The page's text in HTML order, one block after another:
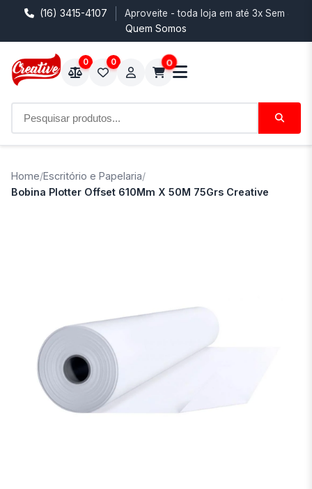
(16) 3415-4107 Aproveite - toda loja em até 3x Sem
Quem Somos
0 0 0
Home/Escritório e Papelaria/
Bobina Plotter Offset 610Mm X 50M 75Grs Creative